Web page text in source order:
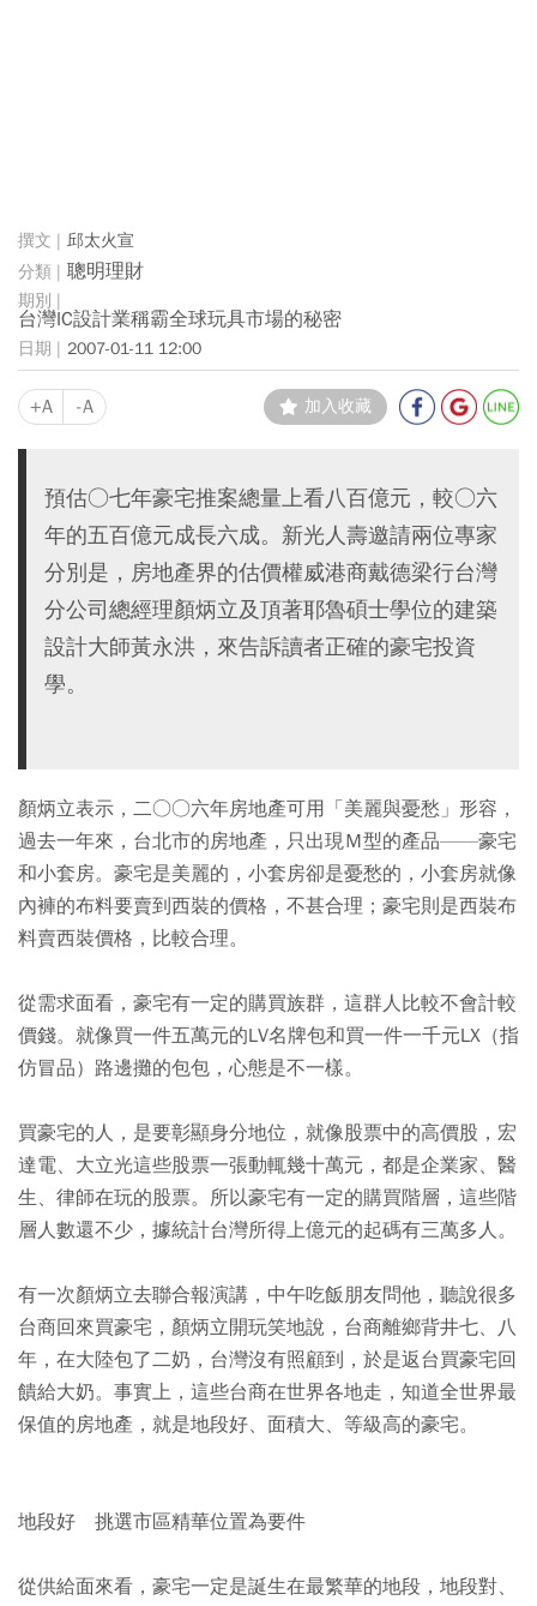
邱太火宣
聰明理財
台灣IC設計業稱霸全球玩具市場的秘密
2007-01-11 12:00
+A -A 加入收藏
預估○七年豪宅推案總量上看八百億元，較○六
年的五百億元成長六成。新光人壽邀請兩位專家
分別是，房地產界的估價權威港商戴德梁行台灣
分公司總經理顏炳立及頂著耶魯碩士學位的建築
設計大師黃永洪，來告訴讀者正確的豪宅投資
學。
顏炳立表示，二○○六年房地產可用「美麗與憂愁」形容，
過去一年來，台北市的房地產，只出現Ｍ型的產品——豪宅
和小套房。豪宅是美麗的，小套房卻是憂愁的，小套房就像
內褲的布料要賣到西裝的價格，不甚合理；豪宅則是西裝布
料賣西裝價格，比較合理。
從需求面看，豪宅有一定的購買族群，這群人比較不會計較
價錢。就像買一件五萬元的LV名牌包和買一件一千元LX（指
仿冒品）路邊攤的包包，心態是不一樣。
買豪宅的人，是要彰顯身分地位，就像股票中的高價股，宏
達電、大立光這些股票一張動輒幾十萬元，都是企業家、醫
生、律師在玩的股票。所以豪宅有一定的購買階層，這些階
層人數還不少，據統計台灣所得上億元的起碼有三萬多人。
有一次顏炳立去聯合報演講，中午吃飯朋友問他，聽說很多
台商回來買豪宅，顏炳立開玩笑地說，台商離鄉背井七、八
年，在大陸包了二奶，台灣沒有照顧到，於是返台買豪宅回
饋給大奶。事實上，這些台商在世界各地走，知道全世界最
保值的房地產，就是地段好、面積大、等級高的豪宅。
地段好 挑選市區精華位置為要件
從供給面來看，豪宅一定是誕生在最繁華的地段，地段對、